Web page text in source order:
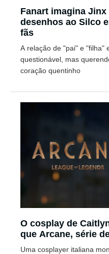
Fanart imagina
desenhos ao Silco
fãs
A relação de "pai" e "filha"
questionável, mas
coração quentinho
O cosplay de
que Arcane, série
Uma cosplayer italiana